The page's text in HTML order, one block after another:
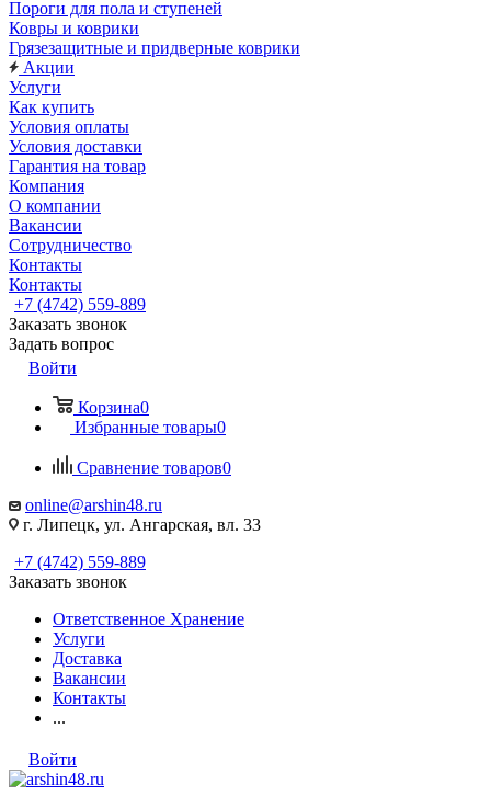
Пороги для пола и ступеней
Ковры и коврики
Грязезащитные и придверные коврики
Акции
Услуги
Как купить
Условия оплаты
Условия доставки
Гарантия на товар
Компания
О компании
Вакансии
Сотрудничество
Контакты
Контакты
+7 (4742) 559-889
Заказать звонок
Задать вопрос
Войти
Корзина0
Избранные товары0
Сравнение товаров0
online@arshin48.ru
г. Липецк, ул. Ангарская, вл. 33
+7 (4742) 559-889
Заказать звонок
Ответственное Хранение
Услуги
Доставка
Вакансии
Контакты
...
Войти